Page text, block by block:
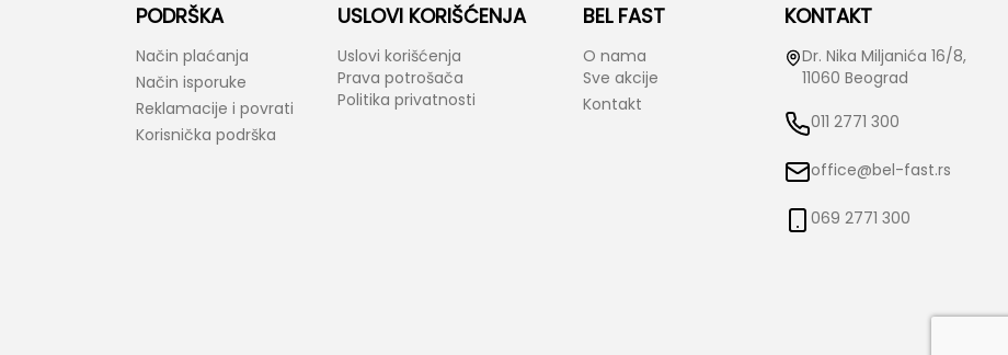
PODRŠKA
Način plaćanja
Način isporuke
Reklamacije i povrati
Korisnička podrška
USLOVI KORIŠĆENJA
Uslovi korišćenja
Prava potrošača
Politika privatnosti
BEL FAST
O nama
Sve akcije
Kontakt
KONTAKT
Dr. Nika Miljanića 16/8,
11060 Beograd
011 2771 300
office@bel-fast.rs
069 2771 300